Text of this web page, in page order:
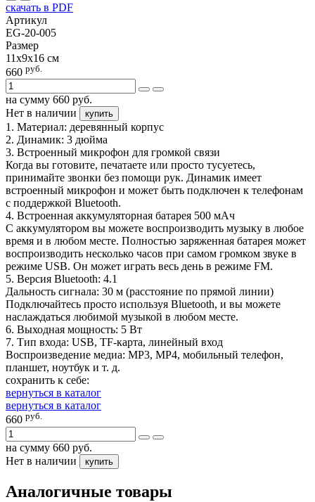
скачать в PDF
Артикул
EG-20-005
Размер
11х9х16 см
660 руб.
на сумму 660 руб.
Нет в наличии
купить
1. Материал: деревянный корпус
2. Динамик: 3 дюйма
3. Встроенный микрофон для громкой связи
Когда вы готовите, печатаете или просто тусуетесь,
принимайте звонки без помощи рук. Динамик имеет
встроенный микрофон и может быть подключен к телефонам
с поддержкой Bluetooth.
4. Встроенная аккумуляторная батарея 500 мАч
С аккумулятором вы можете воспроизводить музыку в любое
время и в любом месте. Полностью заряженная батарея может
воспроизводить несколько часов при самом громком звуке в
режиме USB. Он может играть весь день в режиме FM.
5. Версия Bluetooth: 4.1
Дальность сигнала: 30 м (расстояние по прямой линии)
Подключайтесь просто используя Bluetooth, и вы можете
наслаждаться любимой музыкой в любом месте.
6. Выходная мощность: 5 Вт
7. Тип входа: USB, TF-карта, линейный вход
Воспроизведение медиа: MP3, MP4, мобильный телефон,
планшет, ноутбук и т. д.
сохранить к себе:
вернуться в каталог
вернуться в каталог
660 руб.
на сумму 660 руб.
Нет в наличии
купить
Аналогичные товары